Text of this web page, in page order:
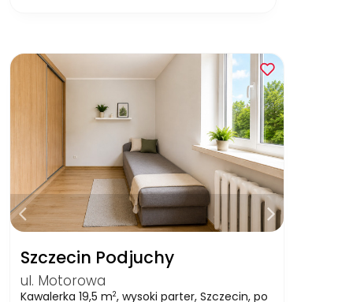
Szczecin Podjuchy
ul. Motorowa
Kawalerka 19,5 m2, wysoki parter, Szczecin, po